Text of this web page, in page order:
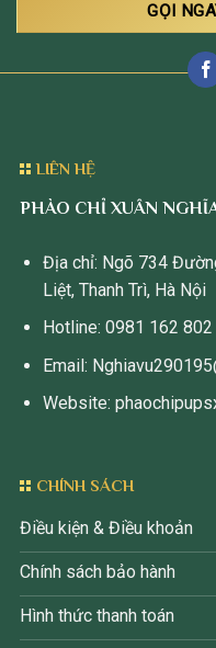
GỌI
LIÊN HỆ
PHÀO CHỈ XUÂN
Địa chỉ: Ngõ 734
Liệt, Thanh Trì, Hà Nội
Hotline: 0981 162 802
Email:
Website:
CHÍNH SÁCH
Điều kiện & Điều khoản
Chính sách bảo hành
Hình thức thanh toán